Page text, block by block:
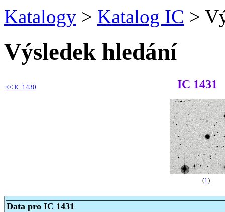
Katalogy > Katalog IC >
Výsledek hledání
<< IC 1430 IC 1431
(1 )
Data pro IC 1431